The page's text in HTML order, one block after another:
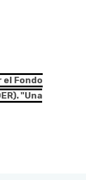
Fondo
"Una